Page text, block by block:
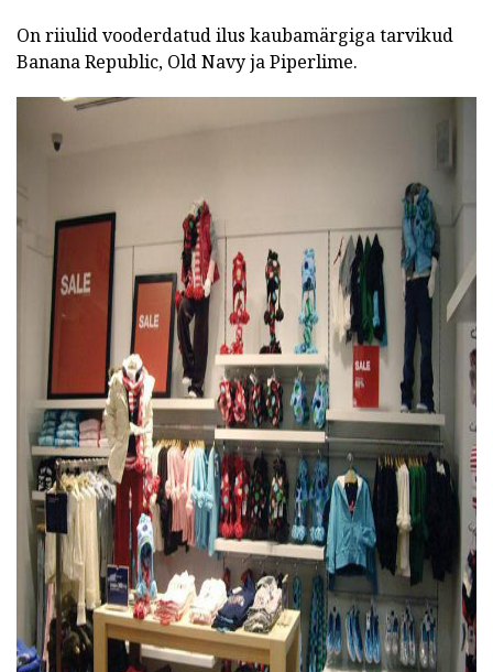
On riiulid vooderdatud ilus kaubamärgiga tarvikud
Banana Republic, Old Navy ja Piperlime.
ad